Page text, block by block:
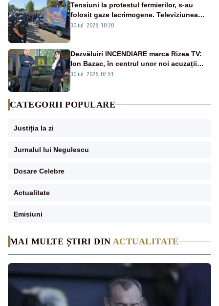
MAI MULTE ȘTIRI DIN ACTUALITATE
Tensiuni la protestul fermierilor, s-au
folosit gaze lacrimogene. Televiziunea
Poporului face apel la calm – LIVE TEXT
30 iul. 2026, 10:20
Dezvăluiri INCENDIARE marca Rizea TV:
Ion Bazac, în centrul unor noi acuzații
publice
30 iul. 2026, 07:51
CATEGORII POPULARE
Justiția la zi
Jurnalul lui Negulescu
Dosare Celebre
Actualitate
Emisiuni